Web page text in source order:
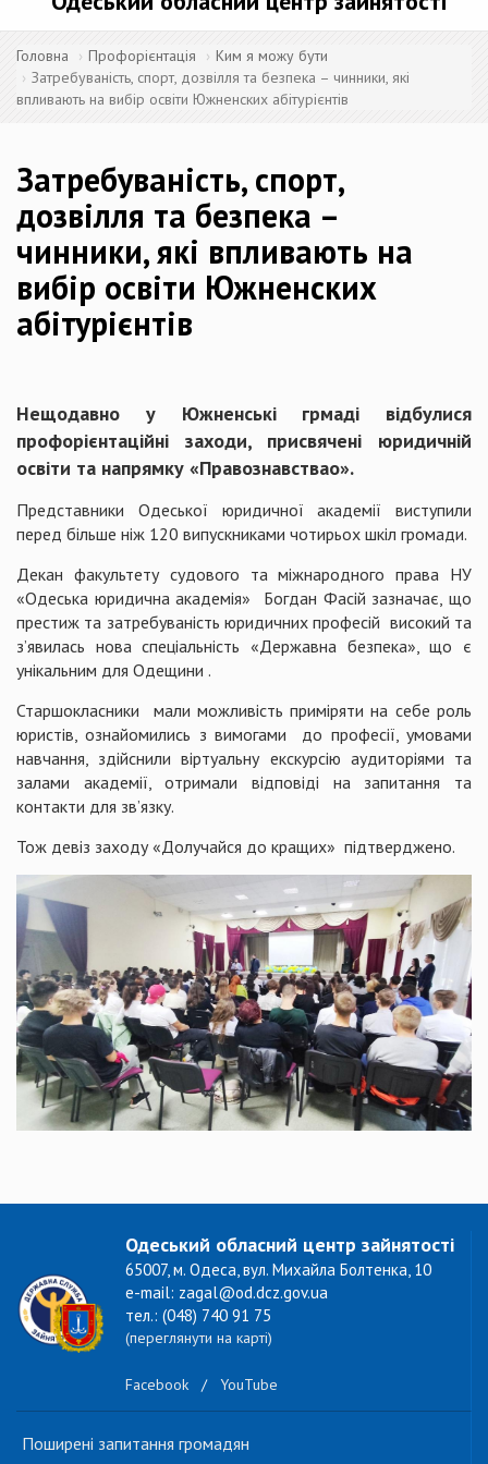
Головна Профорієнтація
Ким я можу бути
Затребуваність, спорт, дозвілля та безпека – чинники, які
впливають на вибір освіти Южненских абітурієнтів
Затребуваність, спорт,
дозвілля та безпека –
чинники, які впливають на
вибір освіти Южненских
абітурієнтів
Нещодавно у Южненські грмаді відбулися
профорієнтаційні заходи, присвячені юридичній
освіти та напрямку «Правознавствао».
Представники Одеської юридичної академії виступили
перед більше ніж 120 випускниками чотирьох шкіл громади.
Декан факультету судового та міжнародного права НУ
«Одеська юридична академія» Богдан Фасій зазначає, що
престиж та затребуваність юридичних професій високий та
з’явилась нова спеціальність «Державна безпека», що є
унікальним для Одещини .
Старшокласники мали можливість приміряти на себе роль
юристів, ознайомились з вимогами до професії, умовами
навчання, здійснили віртуальну екскурсію аудиторіями та
залами академії, отримали відповіді на запитання та
контакти для зв’язку.
Тож девіз заходу «Долучайся до кращих» підтверджено.
Одеський обласний центр зайнятості
65007, м. Одеса, вул. Михайла Болтенка, 10
e-mail: zagal@od.dcz.gov.ua
тел.: (048) 740 91 75
(переглянути на карті)
Facebook / YouTube
Поширені запитання громадян